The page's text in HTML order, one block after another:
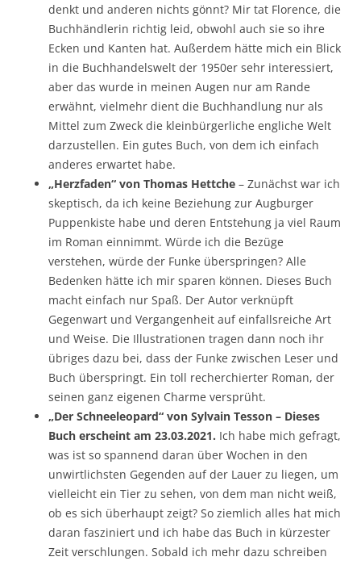
denkt und anderen nichts gönnt? Mir tat Florence, die
Buchhändlerin richtig leid, obwohl auch sie so ihre
Ecken und Kanten hat. Außerdem hätte mich ein Blick
in die Buchhandelswelt der 1950er sehr interessiert,
aber das wurde in meinen Augen nur am Rande
erwähnt, vielmehr dient die Buchhandlung nur als
Mittel zum Zweck die kleinbürgerliche engliche Welt
darzustellen. Ein gutes Buch, von dem ich einfach
anderes erwartet habe.
„Herzfaden“ von Thomas Hettche – Zunächst war ich
skeptisch, da ich keine Beziehung zur Augburger
Puppenkiste habe und deren Entstehung ja viel Raum
im Roman einnimmt. Würde ich die Bezüge
verstehen, würde der Funke überspringen? Alle
Bedenken hätte ich mir sparen können. Dieses Buch
macht einfach nur Spaß. Der Autor verknüpft
Gegenwart und Vergangenheit auf einfallsreiche Art
und Weise. Die Illustrationen tragen dann noch ihr
übriges dazu bei, dass der Funke zwischen Leser und
Buch überspringt. Ein toll recherchierter Roman, der
seinen ganz eigenen Charme versprüht.
„Der Schneeleopard“ von Sylvain Tesson – Dieses
Buch erscheint am 23.03.2021. Ich habe mich gefragt,
was ist so spannend daran über Wochen in den
unwirtlichsten Gegenden auf der Lauer zu liegen, um
vielleicht ein Tier zu sehen, von dem man nicht weiß,
ob es sich überhaupt zeigt? So ziemlich alles hat mich
daran fasziniert und ich habe das Buch in kürzester
Zeit verschlungen. Sobald ich mehr dazu schreiben